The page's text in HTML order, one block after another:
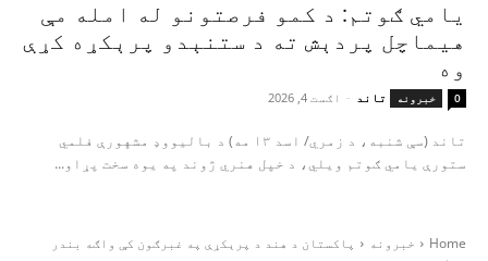
یامي ګوتم: د کمو فرصتونو له امله مې
هیماچل پردېش ته د ستنېدو پرېکړه کړې
وه
خبرونه تاند - اګست 4, 2026 0
تاند (سې شنبه، د زمري/ اسد ۱۳ مه) د بالیووډ مشهورې فلمي
ستورې یامي ګوتم ویلي، د خپل هنري ژوند په یوه سخت پړاو...